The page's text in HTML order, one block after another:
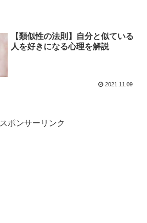
【類似性の法則】自分と似ている
人を好きになる心理を解説
2021.11.09
スポンサーリンク